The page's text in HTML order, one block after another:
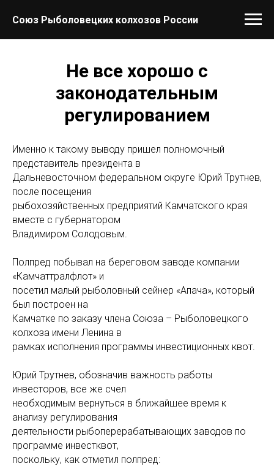
Союз Рыболовецких колхозов России
Не все хорошо с
законодательным
регулированием
Именно к такому выводу пришел полномочный
представитель президента в
Дальневосточном федеральном округе Юрий Трутнев,
после посещения
рыбохозяйственных предприятий Камчатского края
вместе с губернатором
Владимиром Солодовым.
Полпред побывал на береговом заводе компании
«Камчаттралфлот» и
посетил малый рыболовный сейнер «Апача», который
был построен на
Камчатке по заказу члена Союза – Рыболовецкого
колхоза имени Ленина в
рамках исполнения программы инвестиционных квот.
Юрий Трутнев, обозначив важность работы
инвесторов, все же счел
необходимым вернуться в ближайшее время к
анализу регулирования
деятельности рыбоперерабатывающих заводов по
программе инвестквот,
поскольку, как отметил полпред: